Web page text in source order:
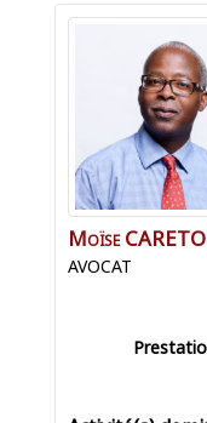
MoïseCARETO
AVOCAT